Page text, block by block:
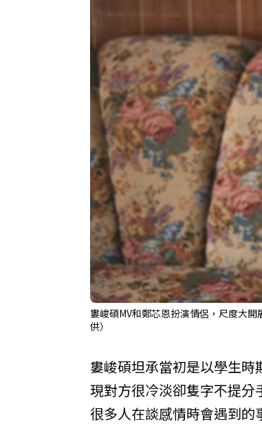
婁峻碩MV和鄭芯恩扮演情侶，尺度大
供）
婁峻碩坦承當初是以學生
現對方很冷淡卻隻字不提
很多人在談感情時會遇到